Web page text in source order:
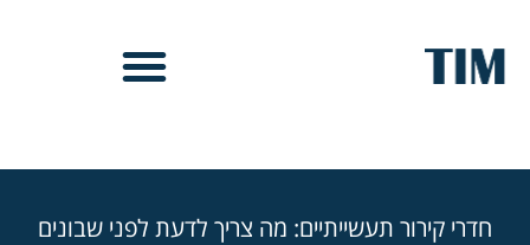
חדרי קירור תעשייתיים: מה צריך לדעת לפני שבונים